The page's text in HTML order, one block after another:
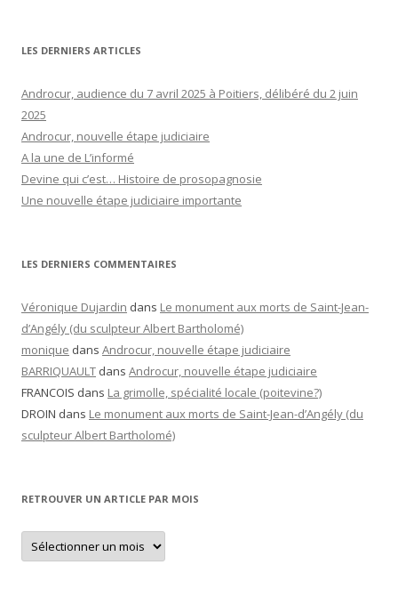
LES DERNIERS ARTICLES
Androcur, audience du 7 avril 2025 à Poitiers, délibéré du 2 juin
2025
Androcur, nouvelle étape judiciaire
A la une de L’informé
Devine qui c’est… Histoire de prosopagnosie
Une nouvelle étape judiciaire importante
LES DERNIERS COMMENTAIRES
Véronique Dujardin dans Le monument aux morts de Saint-Jean-
d’Angély (du sculpteur Albert Bartholomé)
monique dans Androcur, nouvelle étape judiciaire
BARRIQUAULT dans Androcur, nouvelle étape judiciaire
FRANCOIS dans La grimolle, spécialité locale (poitevine?)
DROIN dans Le monument aux morts de Saint-Jean-d’Angély (du
sculpteur Albert Bartholomé)
RETROUVER UN ARTICLE PAR MOIS
Retrouver
un
article